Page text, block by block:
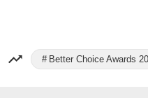
Better Choice Awards